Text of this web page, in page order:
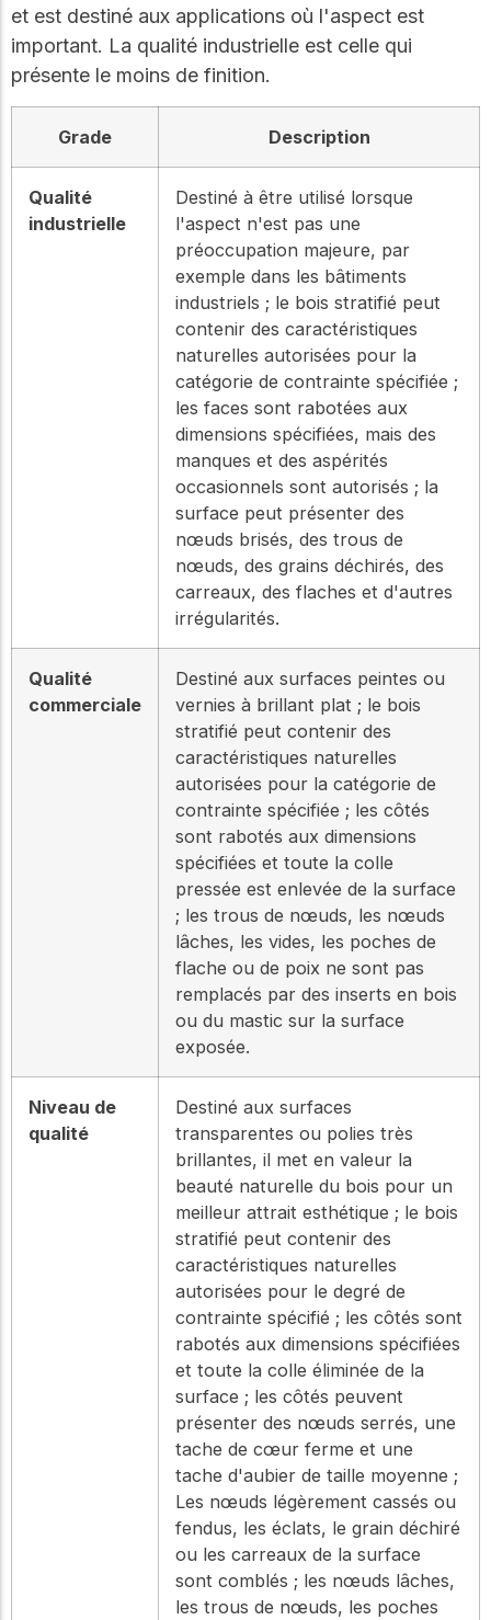
et est destiné aux applications où l'aspect est
important. La qualité industrielle est celle qui
présente le moins de finition.
Grade Description
Qualité
industrielle
Destiné à être utilisé lorsque
l'aspect n'est pas une
préoccupation majeure, par
exemple dans les bâtiments
industriels ; le bois stratifié peut
contenir des caractéristiques
naturelles autorisées pour la
catégorie de contrainte spécifiée ;
les faces sont rabotées aux
dimensions spécifiées, mais des
manques et des aspérités
occasionnels sont autorisés ; la
surface peut présenter des
nœuds brisés, des trous de
nœuds, des grains déchirés, des
carreaux, des flaches et d'autres
irrégularités.
Qualité
commerciale
Destiné aux surfaces peintes ou
vernies à brillant plat ; le bois
stratifié peut contenir des
caractéristiques naturelles
autorisées pour la catégorie de
contrainte spécifiée ; les côtés
sont rabotés aux dimensions
spécifiées et toute la colle
pressée est enlevée de la surface
; les trous de nœuds, les nœuds
lâches, les vides, les poches de
flache ou de poix ne sont pas
remplacés par des inserts en bois
ou du mastic sur la surface
exposée.
Niveau de
qualité
Destiné aux surfaces
transparentes ou polies très
brillantes, il met en valeur la
beauté naturelle du bois pour un
meilleur attrait esthétique ; le bois
stratifié peut contenir des
caractéristiques naturelles
autorisées pour le degré de
contrainte spécifié ; les côtés sont
rabotés aux dimensions spécifiées
et toute la colle éliminée de la
surface ; les côtés peuvent
présenter des nœuds serrés, une
tache de cœur ferme et une
tache d'aubier de taille moyenne ;
Les nœuds légèrement cassés ou
fendus, les éclats, le grain déchiré
ou les carreaux de la surface
sont comblés ; les nœuds lâches,
les trous de nœuds, les poches